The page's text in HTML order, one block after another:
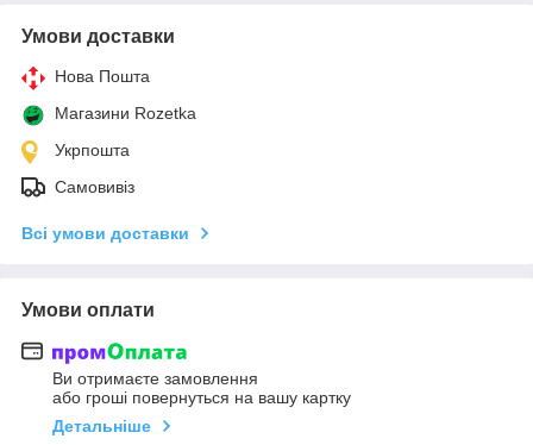
Умови доставки
Нова Пошта
Магазини Rozetka
Укрпошта
Самовивіз
Всі умови доставки
Умови оплати
Ви отримаєте замовлення
або гроші повернуться на вашу картку
Детальніше